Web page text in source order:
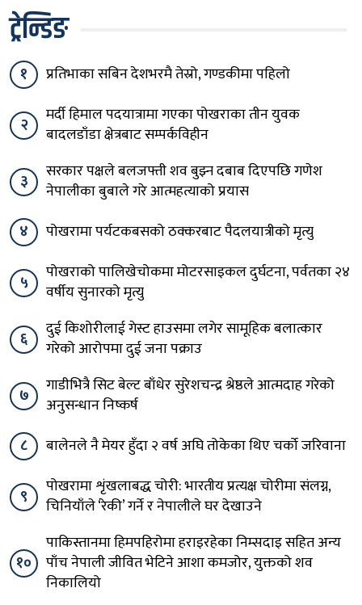
ट्रेन्डिङ
१ प्रतिभाका सबिन देशभरमै तेस्रो, गण्डकीमा पहिलो
२
मर्दी हिमाल पदयात्रामा गएका पोखराका तीन युवक
बादलडाँडा क्षेत्रबाट सम्पर्कविहीन
३
सरकार पक्षले बलजफ्ती शव बुझ्न दबाब दिएपछि गणेश
नेपालीका बुबाले गरे आत्महत्याको प्रयास
४
पोखरामा पर्यटकबसको ठक्करबाट पैदलयात्रीको मृत्यु
५
पोखराको पालिखेचोकमा मोटरसाइकल दुर्घटना, पर्वतका २४
वर्षीय सुनारको मृत्यु
६
दुई किशोरीलाई गेस्ट हाउसमा लगेर सामूहिक बलात्कार
गरेको आरोपमा दुई जना पक्राउ
७
गाडीभित्रै सिट बेल्ट बाँधेर सुरेशचन्द्र श्रेष्ठले आत्मदाह गरेको
अनुसन्धान निष्कर्ष
८
बालेनले नै मेयर हुँदा २ वर्ष अघि तोकेका थिए चर्को जरिवाना
९
पोखरामा शृंखलाबद्ध चोरी: भारतीय प्रत्यक्ष चोरीमा संलग्न,
चिनियाँले ‘रेकी’ गर्ने र नेपालीले घर देखाउने
१०
पाकिस्तानमा हिमपहिरोमा हराइरहेका निम्सदाइ सहित अन्य
पाँच नेपाली जीवित भेटिने आशा कमजोर, युक्तको शव
निकालियो